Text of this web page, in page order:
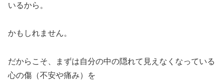
いるから。
かもしれません。
だからこそ、まずは自分の中の隠れて見えなくなっている
心の傷（不安や痛み）を